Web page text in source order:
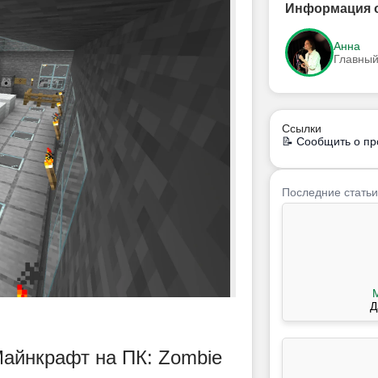
на ПК: Zombie
Информация
Анна
Ссылки
📝 Сообщить о
Последние статьи